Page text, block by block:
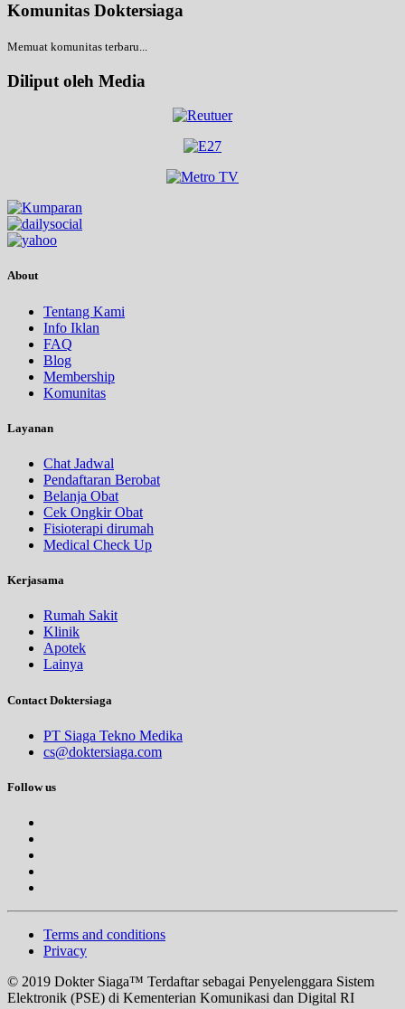
Komunitas Doktersiaga
Memuat komunitas terbaru...
Diliput oleh Media
About
Tentang Kami
Info Iklan
FAQ
Blog
Membership
Komunitas
Layanan
Chat Jadwal
Pendaftaran Berobat
Belanja Obat
Cek Ongkir Obat
Fisioterapi dirumah
Medical Check Up
Kerjasama
Rumah Sakit
Klinik
Apotek
Lainya
Contact Doktersiaga
PT Siaga Tekno Medika
cs@doktersiaga.com
Follow us
Terms and conditions
Privacy
© 2019 Dokter Siaga™ Terdaftar sebagai Penyelenggara Sistem
Elektronik (PSE) di Kementerian Komunikasi dan Digital RI